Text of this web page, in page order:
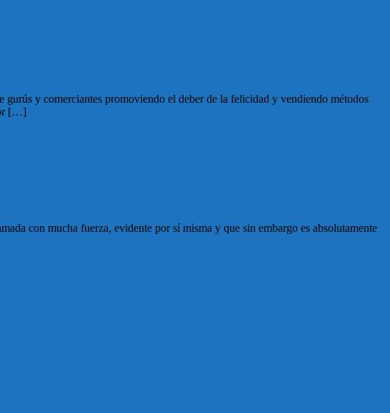
gurús y comerciantes promoviendo el deber de la felicidad y vendiendo métodos
[…]
con mucha fuerza, evidente por sí misma y que sin embargo es absolutamente